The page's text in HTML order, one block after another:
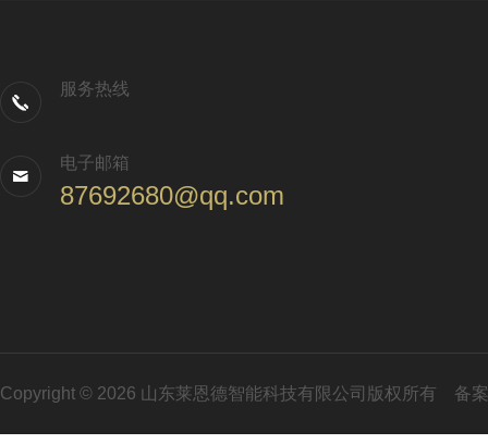
服务热线
电子邮箱
87692680@qq.com
Copyright © 2026 山东莱恩德智能科技有限公司版权所有 备